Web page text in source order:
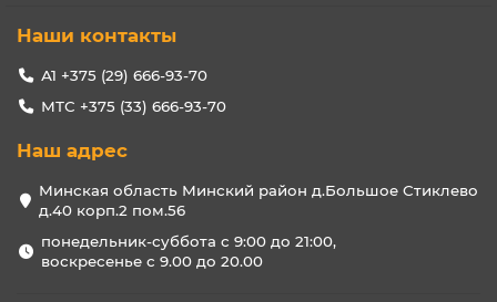
Наши контакты
А1 +375 (29) 666-93-70
МТС +375 (33) 666-93-70
Наш адрес
Минская область Минский район д.Большое Стиклево
д.40 корп.2 пом.56
понедельник-суббота с 9:00 до 21:00,
воскресенье с 9.00 до 20.00